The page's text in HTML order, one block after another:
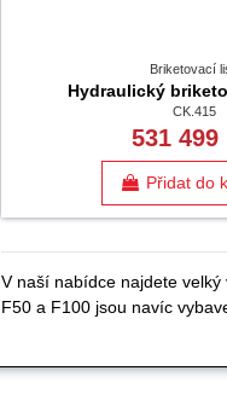
Briketovací
Hydraulický
CK.415
531 499
Přidat do
V naší nabídce najdete
F50 a F100 jsou navíc